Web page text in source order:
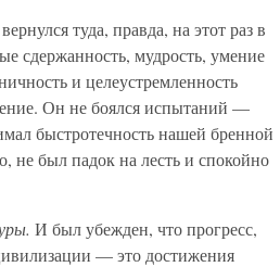
туда, правда, на этот раз в
сдержанность, мудрость, умение
и целеустремленность
Он не боялся испытаний —
быстротечность нашей бренной
не был падок на лесть и спокойно
И был убежден, что прогресс,
— это достижения